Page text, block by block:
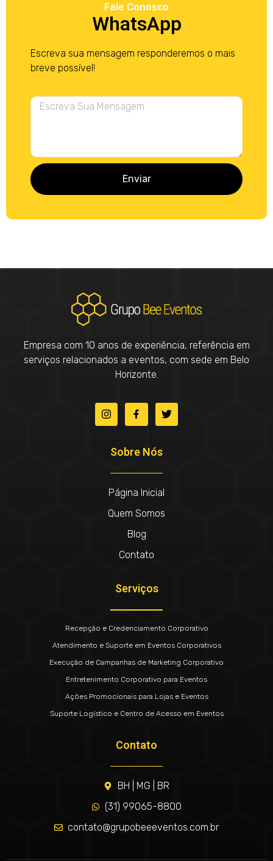
Fale Conosco
WhatsApp
Escreva sua mensagem responderemos o mais
breve possível!
Enviar
Empresa com 10 anos de experiência, referência em
serviços relacionados a eventos, com sede em Belo
Horizonte.
Sobre Nós
Página Inicial
Quem Somos
Blog
Contato
Serviços
Recepção e Credenciamento Corporativo
Atendimento e Suporte em Eventos Corporativos
Execução de Campanhas de Marketing Corporativo
Entretenimento Corporativo para Eventos
Ações Promocionais para Lojas e Eventos
Suporte Logístico e Centro de Acesso em Eventos
Contato
BH | MG | BR
(31) 99065-8800
contato@grupobeeeventos.com.br